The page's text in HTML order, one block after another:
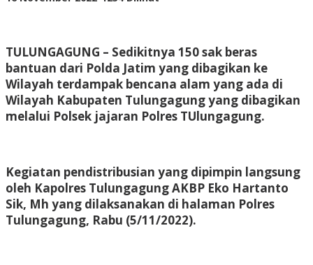
TULUNGAGUNG – Sedikitnya 150 sak beras
bantuan dari Polda Jatim yang dibagikan ke
Wilayah terdampak bencana alam yang ada di
Wilayah Kabupaten Tulungagung yang dibagikan
melalui Polsek jajaran Polres TUlungagung.
Kegiatan pendistribusian yang dipimpin langsung
oleh Kapolres Tulungagung AKBP Eko Hartanto
Sik, Mh yang dilaksanakan di halaman Polres
Tulungagung, Rabu (5/11/2022).